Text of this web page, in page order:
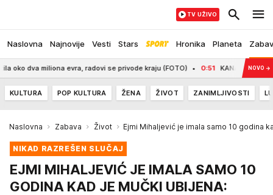
Naslovna Najnovije Vesti Stars Hronika Planeta
TV UŽIVO
dva miliona evra, radovi se privode kraju (FOTO) 0:51 KANADA NA NOVO →
KULTURA POP KULTURA ŽENA ŽIVOT ZANIMLJIVOSTI
Naslovna Zabava Život Ejmi Mihaljević je imala samo 10 godina
NIKAD RAZREŠEN SLUČAJ
EJMI MIHALJEVIĆ JE IMALA SAMO 10
GODINA KAD JE MUČKI UBIJENA: